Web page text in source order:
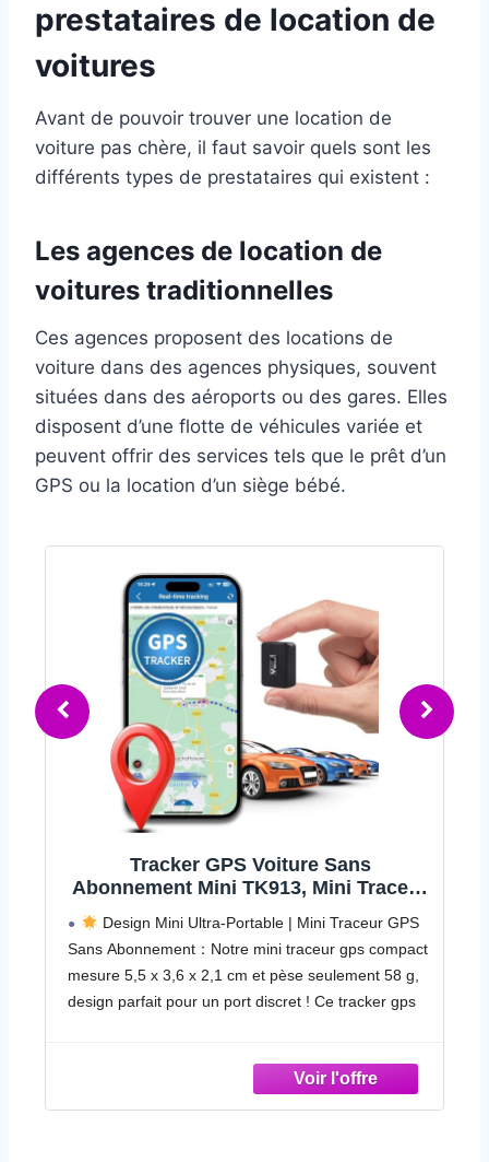
prestataires de location de
voitures
Avant de pouvoir trouver une location de
voiture pas chère, il faut savoir quels sont les
différents types de prestataires qui existent :
Les agences de location de
voitures traditionnelles
Ces agences proposent des locations de
voiture dans des agences physiques, souvent
situées dans des aéroports ou des gares. Elles
disposent d’une flotte de véhicules variée et
peuvent offrir des services tels que le prêt d’un
GPS ou la location d’un siège bébé.
Traceur GPS Voiture, Traqueur GPS
Temps Réel avec Alarme pour
Voyage Taxi Aéroport Remorque
Zones Scolaires
5. Alertes multi-utilisateurs : Définissez des zones
de clôture géographique générant des alertes push
instantanées en cas d'activité non autorisée du
véhicule. Partage synchronisé des alarmes et accès
d'alerte antivol à haute sensibilité pour une vibratoire
continue, déclenchant des notifications instantanées